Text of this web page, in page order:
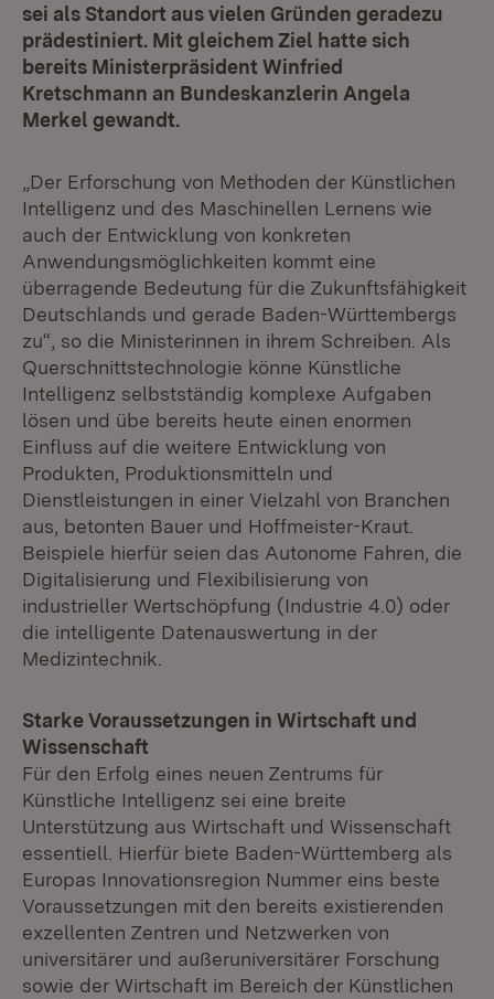
sei als Standort aus vielen Gründen geradezu
prädestiniert. Mit gleichem Ziel hatte sich
bereits Ministerpräsident Winfried
Kretschmann an Bundeskanzlerin Angela
Merkel gewandt.
„Der Erforschung von Methoden der Künstlichen
Intelligenz und des Maschinellen Lernens wie
auch der Entwicklung von konkreten
Anwendungsmöglichkeiten kommt eine
überragende Bedeutung für die Zukunftsfähigkeit
Deutschlands und gerade Baden-Württembergs
zu“, so die Ministerinnen in ihrem Schreiben. Als
Querschnittstechnologie könne Künstliche
Intelligenz selbstständig komplexe Aufgaben
lösen und übe bereits heute einen enormen
Einfluss auf die weitere Entwicklung von
Produkten, Produktionsmitteln und
Dienstleistungen in einer Vielzahl von Branchen
aus, betonten Bauer und Hoffmeister-Kraut.
Beispiele hierfür seien das Autonome Fahren, die
Digitalisierung und Flexibilisierung von
industrieller Wertschöpfung (Industrie 4.0) oder
die intelligente Datenauswertung in der
Medizintechnik.
Starke Voraussetzungen in Wirtschaft und
Wissenschaft
Für den Erfolg eines neuen Zentrums für
Künstliche Intelligenz sei eine breite
Unterstützung aus Wirtschaft und Wissenschaft
essentiell. Hierfür biete Baden-Württemberg als
Europas Innovationsregion Nummer eins beste
Voraussetzungen mit den bereits existierenden
exzellenten Zentren und Netzwerken von
universitärer und außeruniversitärer Forschung
sowie der Wirtschaft im Bereich der Künstlichen